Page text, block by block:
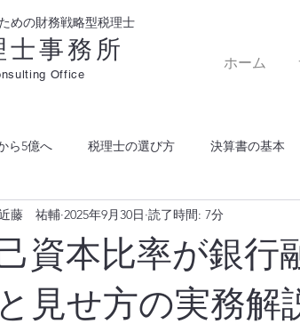
めの財務戦略型税理士
士事務所
Office
ホーム
ら5億へ 税理士の選び方 決算書の基本
資本比率が銀行
見せ方の実務解
藤 祐輔 2025年9月30日 読了時間: 7分